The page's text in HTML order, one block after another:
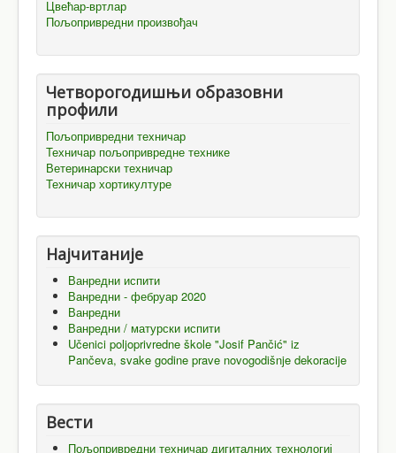
Цвећар-вртлар
Пољопривредни произвођач
Четворогодишњи образовни
профили
Пољопривредни техничар
Техничар пољопривредне технике
Ветеринарски техничар
Техничар хортикултуре
Најчитаније
Ванредни испити
Ванредни - фебруар 2020
Ванредни
Ванредни / матурски испити
Učenici poljoprivredne škole "Josif Pančić" iz
Pančeva, svake godine prave novogodišnje dekoracije
Вести
Пољопривредни техничар дигиталних технологиј